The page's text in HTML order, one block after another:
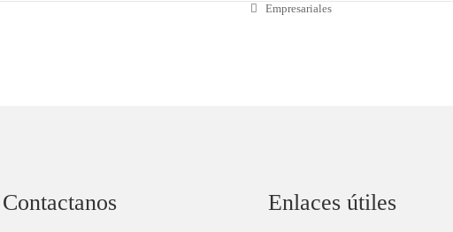
Empresariales
Contactanos Enlaces útiles